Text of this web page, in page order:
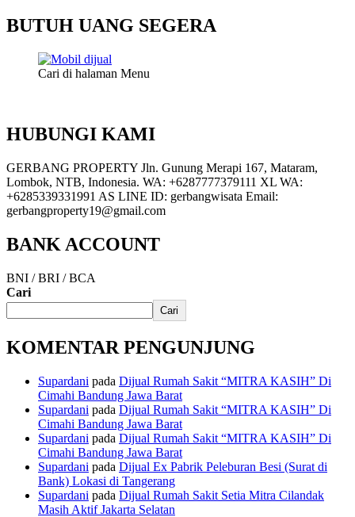
BUTUH UANG SEGERA
Cari di halaman Menu
HUBUNGI KAMI
GERBANG PROPERTY Jln. Gunung Merapi 167, Mataram,
Lombok, NTB, Indonesia. WA: +6287777379111 XL WA:
+6285339331991 AS LINE ID: gerbangwisata Email:
gerbangproperty19@gmail.com
BANK ACCOUNT
BNI / BRI / BCA
Cari
Cari
KOMENTAR PENGUNJUNG
Supardani pada Dijual Rumah Sakit “MITRA KASIH” Di
Cimahi Bandung Jawa Barat
Supardani pada Dijual Rumah Sakit “MITRA KASIH” Di
Cimahi Bandung Jawa Barat
Supardani pada Dijual Rumah Sakit “MITRA KASIH” Di
Cimahi Bandung Jawa Barat
Supardani pada Dijual Ex Pabrik Peleburan Besi (Surat di
Bank) Lokasi di Tangerang
Supardani pada Dijual Rumah Sakit Setia Mitra Cilandak
Masih Aktif Jakarta Selatan